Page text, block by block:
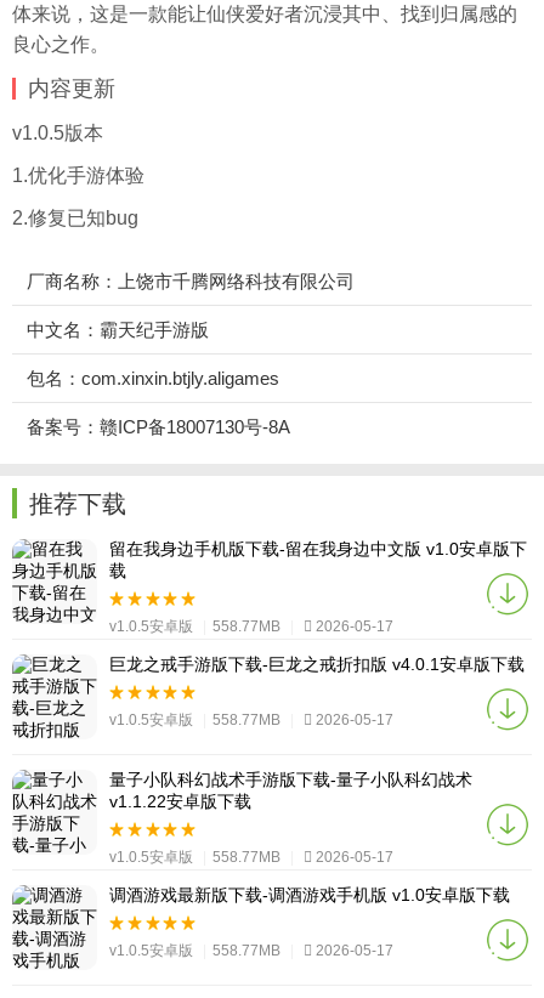
体来说，这是一款能让仙侠爱好者沉浸其中、找到归属感的
良心之作。
内容更新
v1.0.5版本
1.优化手游体验
2.修复已知bug
厂商名称：上饶市千腾网络科技有限公司
中文名：霸天纪手游版
包名：com.xinxin.btjly.aligames
备案号：赣ICP备18007130号-8A
推荐下载
留在我身边手机版下载-留在我身边中文版 v1.0安卓版下
载
v1.0.5安卓版 558.77MB 2026-05-17
巨龙之戒手游版下载-巨龙之戒折扣版 v4.0.1安卓版下载
v1.0.5安卓版 558.77MB 2026-05-17
量子小队科幻战术手游版下载-量子小队科幻战术
v1.1.22安卓版下载
v1.0.5安卓版 558.77MB 2026-05-17
调酒游戏最新版下载-调酒游戏手机版 v1.0安卓版下载
v1.0.5安卓版 558.77MB 2026-05-17